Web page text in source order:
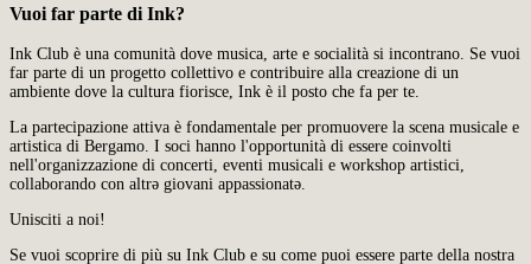
Vuoi far parte di Ink?
Ink Club è una comunità dove musica, arte e socialità si incontrano. Se vuoi
far parte di un progetto collettivo e contribuire alla creazione di un
ambiente dove la cultura fiorisce, Ink è il posto che fa per te.
La partecipazione attiva è fondamentale per promuovere la scena musicale e
artistica di Bergamo. I soci hanno l'opportunità di essere coinvolti
nell'organizzazione di concerti, eventi musicali e workshop artistici,
collaborando con altrə giovani appassionatə.
Unisciti a noi!
Se vuoi scoprire di più su Ink Club e su come puoi essere parte della nostra